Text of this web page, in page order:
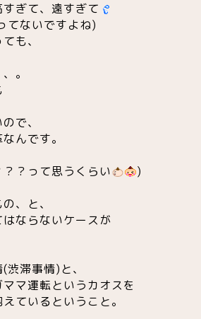
ぎて、 遠すぎて
てないですよね)
も、
。
で、
んです。
？って思うくらい
)
、と、
ならないケースが
滞事情)と、
マ運転というカオスを
ているということ。